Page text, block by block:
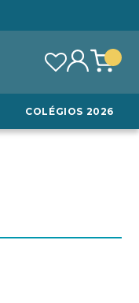
COLÉGIOS 2026